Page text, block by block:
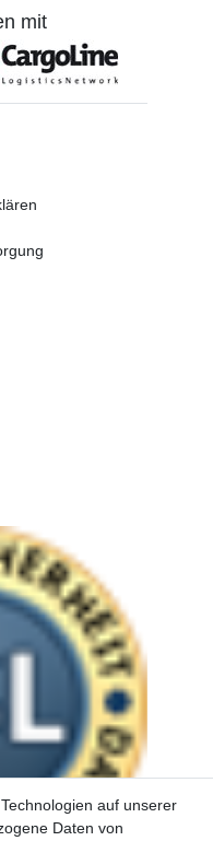
mit
auf unserer
Daten von